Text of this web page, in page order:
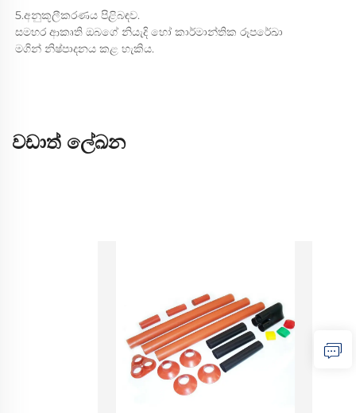
5.අනුකූලීකරණය පිළිබඳව.
සමහර ආකෘති ඔබගේ නියැදි හෝ කාර්මාන්තික රූපරේඛා
මගින් නිෂ්පාදනය කළ හැකිය.
වඩාත් ලේඛන